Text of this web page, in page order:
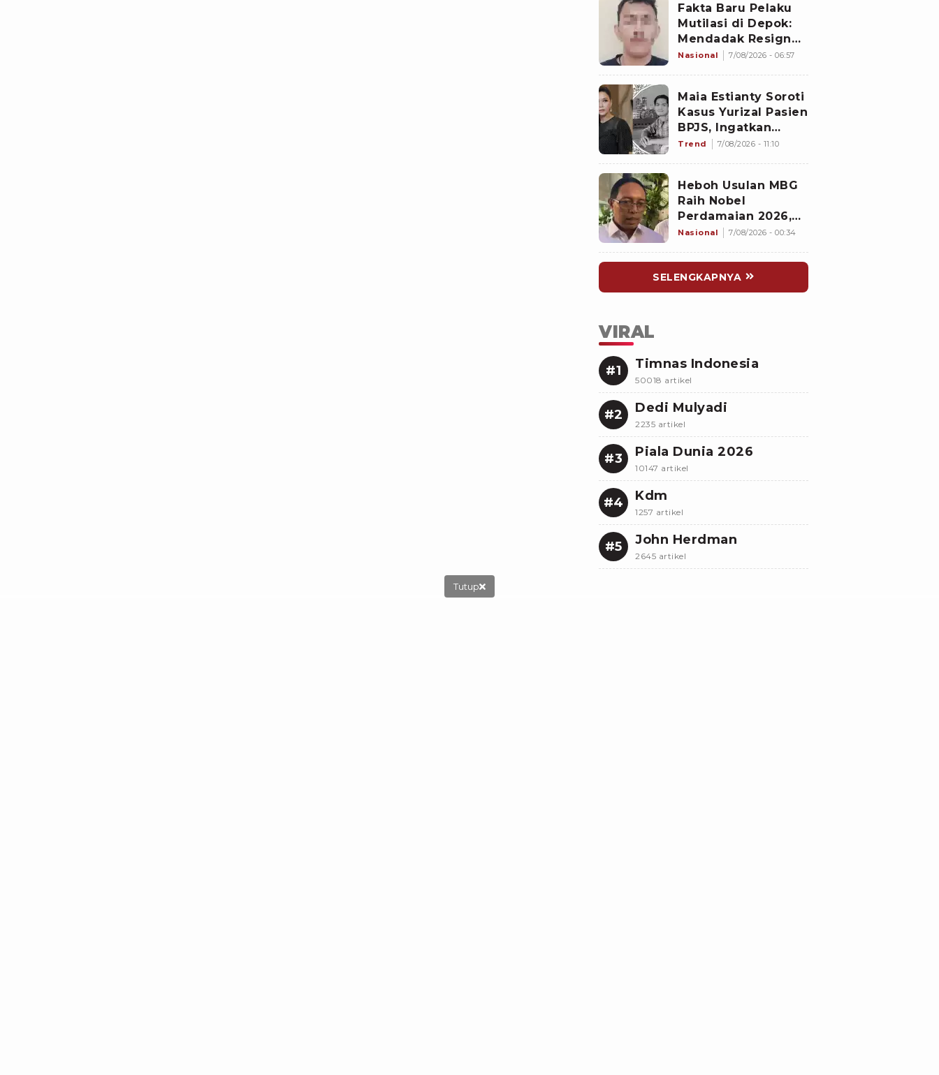
Tewas
Fakta Baru Pelaku
Mutilasi di Depok:
Mendadak Resign
Kerja Goreng Piscok
Nasional 7/08/2026 - 06:57
Maia Estianty Soroti
Kasus Yurizal Pasien
BPJS, Ingatkan
Nakes untuk Jaga
Trend 7/08/2026 - 11:10
Heboh Usulan MBG
Raih Nobel
Perdamaian 2026,
Istana Akhirnya
Nasional 7/08/2026 - 00:34
SELENGKAPNYA
VIRAL
#1 Timnas Indonesia
50018 artikel
#2 Dedi Mulyadi
2235 artikel
#3 Piala Dunia 2026
10147 artikel
#4 Kdm
1257 artikel
#5 John Herdman
2645 artikel
Tutup